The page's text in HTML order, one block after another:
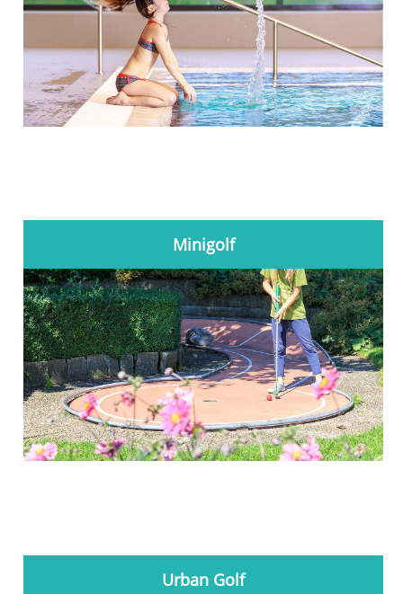
Minigolf
Urban Golf